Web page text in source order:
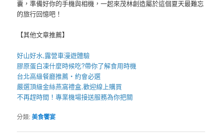
囊，準備好你的手機與相機，一起來茂林創造屬於這個夏天最難忘
的旅行回憶吧！
【其他文章推薦】
好山好水,露營車漫遊體驗
膠原蛋白凍什麼時候吃?帶你了解食用時機
台北高級餐廳推薦・約會必選
嚴選頂級金絲燕窩禮盒,歡迎線上購買
不再趕時間！專業機場接送服務為你把關
分類:美食饗宴